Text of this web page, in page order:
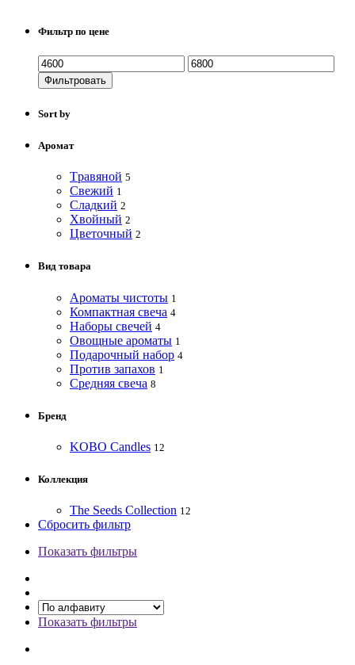
Фильтр по цене
Фильтровать
Sort by
Аромат
Tравяной 5
Свежий 1
Сладкий 2
Хвойный 2
Цветочный 2
Вид товара
Ароматы чистоты 1
Компактная свеча 4
Наборы свечей 4
Овощные ароматы 1
Подарочный набор 4
Против запахов 1
Средняя свеча 8
Бренд
KOBO Candles 12
Коллекция
The Seeds Collection 12
Сбросить фильтр
Показать фильтры
Показать фильтры